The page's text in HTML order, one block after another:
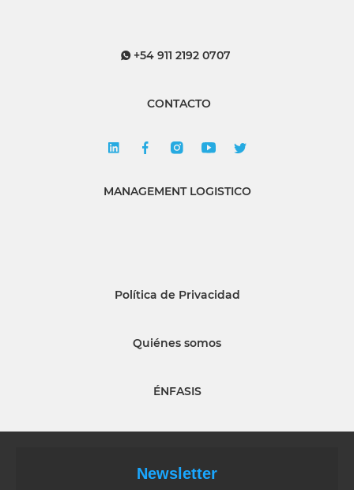
+54 911 2192 0707
CONTACTO
MANAGEMENT LOGISTICO
Política de Privacidad
Quiénes somos
ÉNFASIS
Newsletter